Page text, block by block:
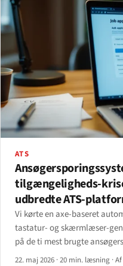
ATS
tilgængeligheds-
udbredte ATS-
Vi kørte en axe-baseret
tastatur- og skærmlæser-
på de ti mest brugte
SuccessFactors, Oracle
22. maj 2026 ·20 min. læsning ·